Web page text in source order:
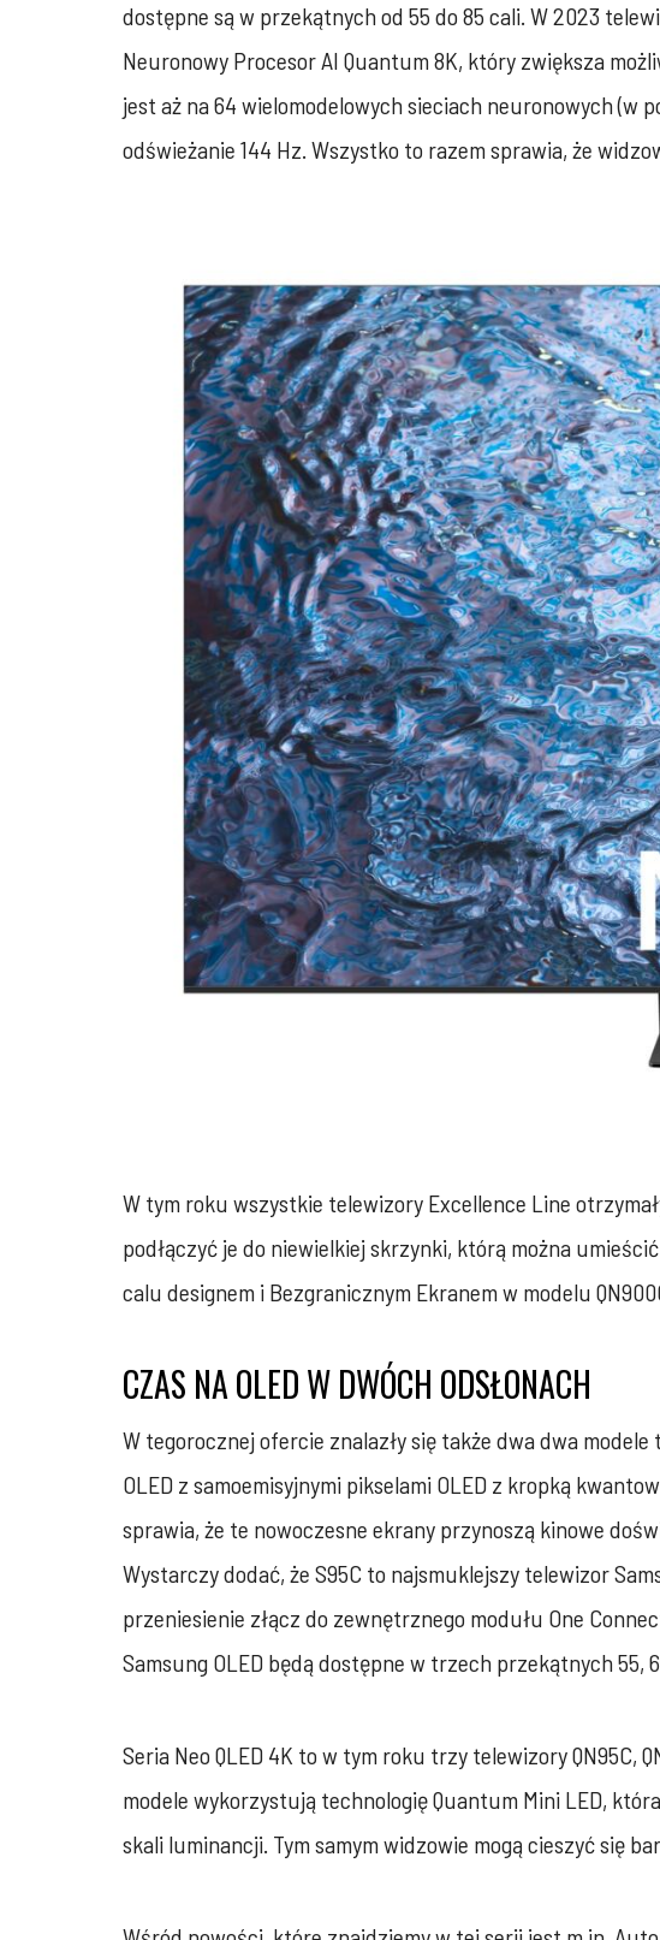
dostępne są w przekątnych od 55 do 85 cali. W 2023
Neuronowy Procesor AI Quantum 8K, który zwiększa
jest aż na 64 wielomodelowych sieciach neuronowych (w
odświeżanie 144 Hz. Wszystko to razem sprawia, że
W tym roku wszystkie telewizory Excellence Line
podłączyć je do niewielkiej skrzynki, którą można
calu designem i Bezgranicznym Ekranem w modelu
CZAS NA OLED W DWÓCH ODSŁONACH
W tegorocznej ofercie znalazły się także dwa dwa
OLED z samoemisyjnymi pikselami OLED z kropką
sprawia, że te nowoczesne ekrany przynoszą kinowe
Wystarczy dodać, że S95C to najsmuklejszy telewizor
przeniesienie złącz do zewnętrznego modułu One
Samsung OLED będą dostępne w trzech przekątnych 55,
Seria Neo QLED 4K to w tym roku trzy telewizory QN95C,
modele wykorzystują technologię Quantum Mini LED,
skali luminancji. Tym samym widzowie mogą cieszyć się